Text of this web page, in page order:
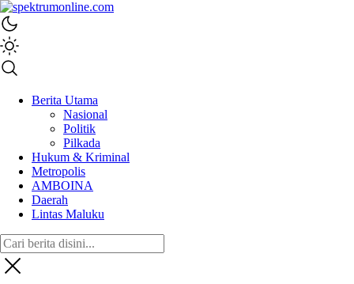
spektrumonline.com
Berita Utama
Nasional
Politik
Pilkada
Hukum & Kriminal
Metropolis
AMBOINA
Daerah
Lintas Maluku